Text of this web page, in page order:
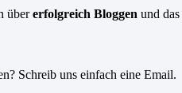
übererfolgreich Bloggen und das
Schreib uns einfach eine Email.